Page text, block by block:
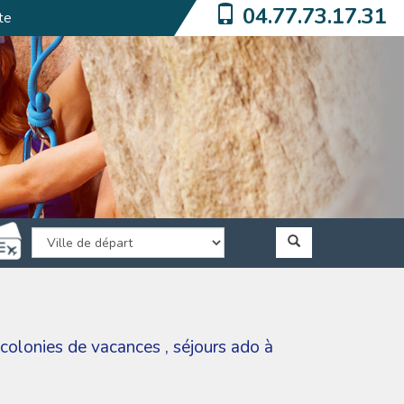
04.77.73.17.31
colonies de vacances , séjours ado à